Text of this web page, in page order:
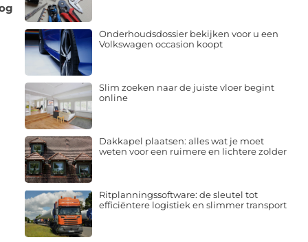
Onderhoudsdossier bekijken voor u een
Volkswagen occasion koopt
Slim zoeken naar de juiste vloer begint
online
Dakkapel plaatsen: alles wat je moet
weten voor een ruimere en lichtere zolder
Ritplanningssoftware: de sleutel tot
efficiëntere logistiek en slimmer transport